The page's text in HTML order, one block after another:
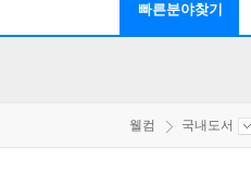
빠른분야찾기
웰컴 국내도서